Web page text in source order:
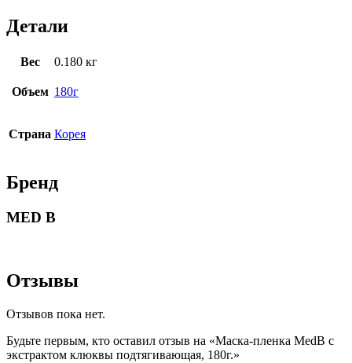
Детали
Вес 0.180 кг
Объем 180г
Страна Корея
Бренд
MED B
Отзывы
Отзывов пока нет.
Будьте первым, кто оставил отзыв на «Маска-пленка MedB с
экстрактом клюквы подтягивающая, 180г.»